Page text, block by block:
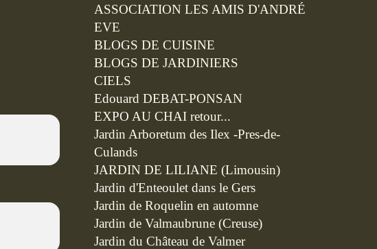
ASSOCIATION LES AMIS D'ANDRÉ
EVE
BLOGS DE CUISINE
BLOGS DE JARDINIERS
CIELS
Edouard DEBAT-PONSAN
EXPO AU CHAI retour...
Jardin Arboretum des Ilex -Pres-de-
Culands
JARDIN DE LILIANE (Limousin)
Jardin d'Enteoulet dans le Gers
Jardin de Roquelin en automne
Jardin de Valmaubrune (Creuse)
Jardin du Château de Valmer